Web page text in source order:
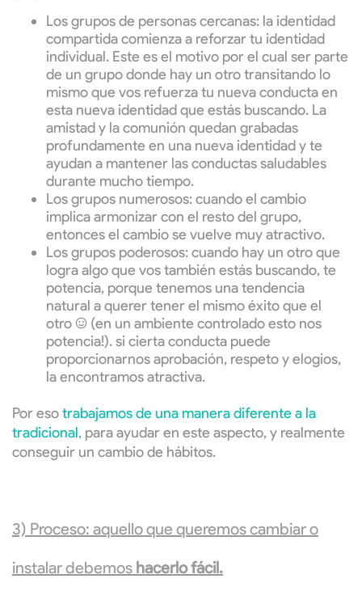
Los grupos de personas cercanas: la identidad
compartida comienza a reforzar tu identidad
individual. Este es el motivo por el cual ser parte
de un grupo donde hay un otro transitando lo
mismo que vos refuerza tu nueva conducta en
esta nueva identidad que estás buscando. La
amistad y la comunión quedan grabadas
profundamente en una nueva identidad y te
ayudan a mantener las conductas saludables
durante mucho tiempo.
Los grupos numerosos: cuando el cambio
implica armonizar con el resto del grupo,
entonces el cambio se vuelve muy atractivo.
Los grupos poderosos: cuando hay un otro que
logra algo que vos también estás buscando, te
potencia, porque tenemos una tendencia
natural a querer tener el mismo éxito que el
otro :) (en un ambiente controlado esto nos
potencia!). si cierta conducta puede
proporcionarnos aprobación, respeto y elogios,
la encontramos atractiva.
Por esotrabajamos de una manera diferente a la
tradicional, para ayudar en este aspecto, y realmente
conseguir un cambio de hábitos.
3) Proceso: aquello que queremos cambiar o
instalar debemos hacerlo fácil.